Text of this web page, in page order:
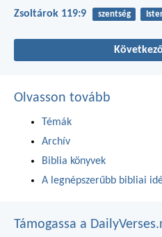
Zsoltárok 119:9 szentség
Olvasson tovább
Témák
Archív
Biblia könyvek
A legnépszerűbb bibliai
Támogassa a